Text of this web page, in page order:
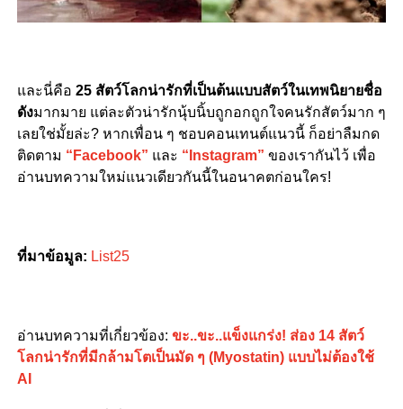
และนี่คือ 25 สัตว์โลกน่ารักที่เป็นต้นแบบสัตว์ในเทพนิยายชื่อ
ดังมากมาย แต่ละตัวน่ารักนุ้บนิ้บถูกอกถูกใจคนรักสัตว์มาก ๆ
เลยใช่มั้ยล่ะ? หากเพื่อน ๆ ชอบคอนเทนต์แนวนี้ ก็อย่าลืมกด
ติดตาม “Facebook” และ “Instagram” ของเรากันไว้ เพื่อ
อ่านบทความใหม่แนวเดียวกันนี้ในอนาคตก่อนใคร!
ที่มาข้อมูล: List25
อ่านบทความที่เกี่ยวข้อง: ขะ..ขะ..แข็งแกร่ง! ส่อง 14 สัตว์
โลกน่ารักที่มีกล้ามโตเป็นมัด ๆ (Myostatin) แบบไม่ต้องใช้
AI